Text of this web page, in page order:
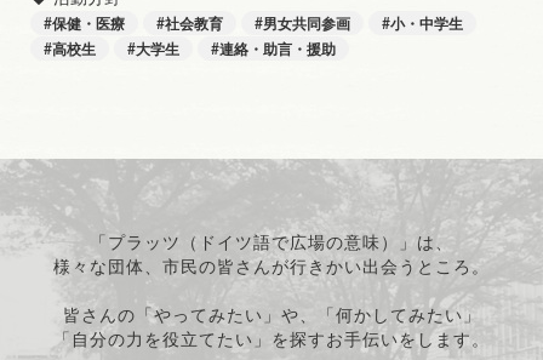
保健・医療 社会教育 男女共同参画
小・中学生
高校生
大学生 連絡・助言・援助
「プラッツ（ドイツ語で広場の意味）」は、
様々な団体、市民の皆さんが行きかい出会うところ。
皆さんの「やってみたい」や、「何かしてみたい」
「自分の力を役立てたい」を探すお手伝いをします。